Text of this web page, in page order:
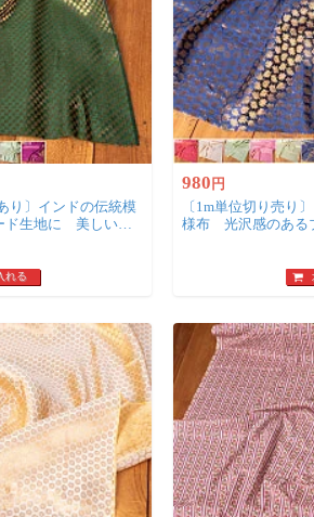
り〕インドの伝統模
ド生地に 美しい金
れる
980 円
〔1m単位切り売り
様布 光沢感のある